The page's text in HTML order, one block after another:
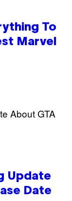
To
Marvel
Update
Date